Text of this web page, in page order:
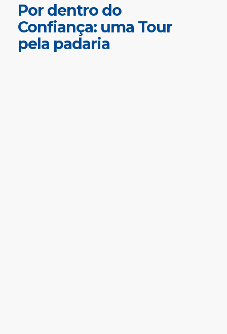
Por dentro do
Confiança: uma Tour
pela padaria